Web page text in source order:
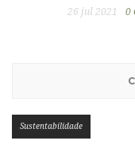
26 jul 2021 0
Sustentabilidade